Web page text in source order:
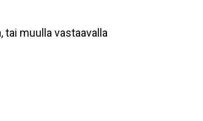
muulla vastaavalla